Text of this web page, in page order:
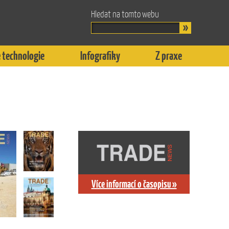
Hledat na tomto webu
technologie Infografiky Z praxe
Více informací o časopisu »